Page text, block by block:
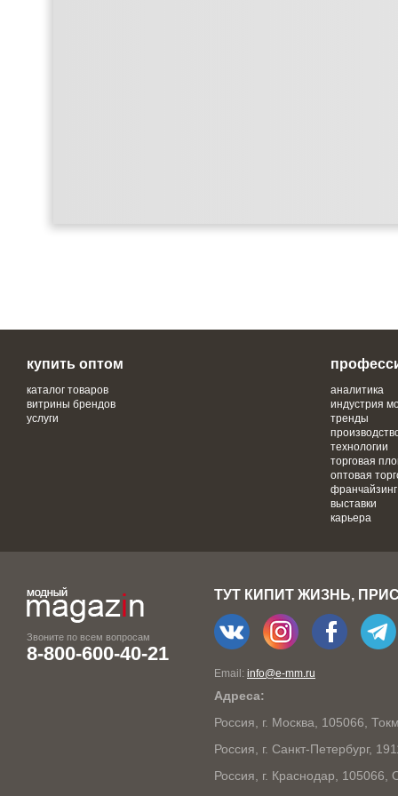
купить оптом
каталог товаров
витрины брендов
услуги
аналитика
индустрия
тренды
технологии
торговая
оптовая
франчайзинг
выставки
карьера
Звоните по всем вопросам
8-800-600-40-21
ТУТ КИПИТ ЖИЗНЬ,
Email: info@e-mm.ru
Адреса:
Россия, г. Москва, 105066,
Россия, г. Санкт-Петербург,
Россия, г. Краснодар,